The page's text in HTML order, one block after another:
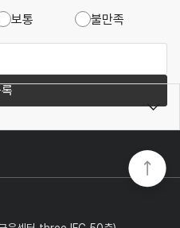
보통
불만족